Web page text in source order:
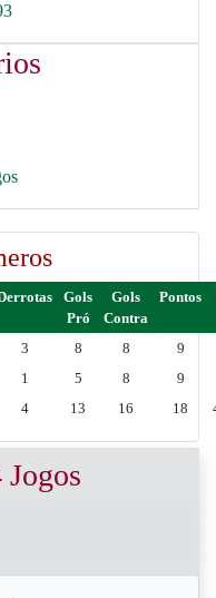
Gols
Pró
Gols
Contra
Pontos
3 8 8
9
1 5 8
9
4 13 16 18
Jogos